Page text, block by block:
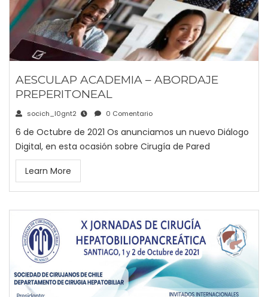
AESCULAP ACADEMIA – ABORDAJE
PREPERITONEAL
socich_l0gnt2 0 Comentario
6 de Octubre de 2021 Os anunciamos un nuevo Diálogo
Digital, en esta ocasión sobre Cirugía de Pared
Learn More